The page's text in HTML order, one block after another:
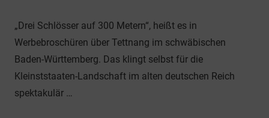
„Drei Schlösser auf 300 Metern“, heißt es in
Werbebroschüren über Tettnang im schwäbischen
Baden-Württemberg. Das klingt selbst für die
Kleinststaaten-Landschaft im alten deutschen Reich
spektakulär …